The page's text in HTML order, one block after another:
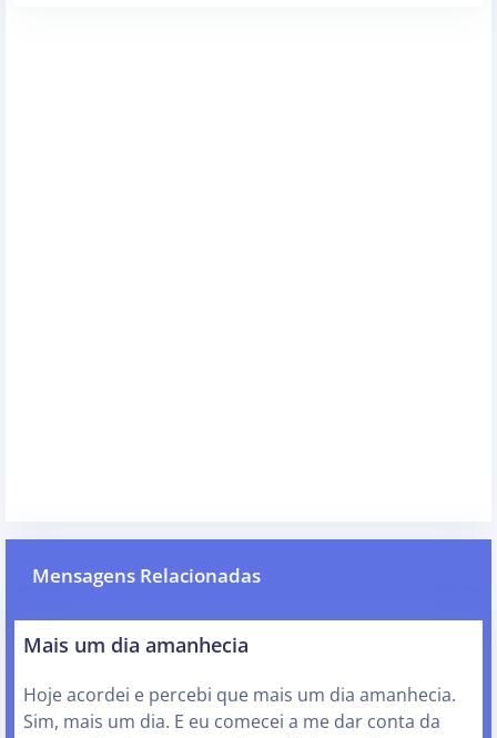
Mensagens Relacionadas
Mais um dia amanhecia
Hoje acordei e percebi que mais um dia amanhecia.
Sim, mais um dia. E eu comecei a me dar conta da